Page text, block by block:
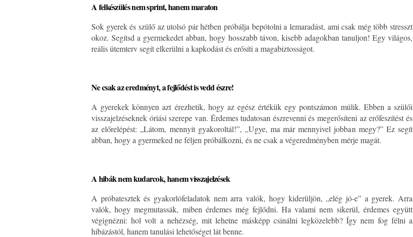
A felkészülés nem sprint, hanem maraton
Sok gyerek és szülő az utolsó pár hétben próbálja bepótolni a lemaradást, ami csak még több stresszt
okoz. Segítsd a gyermekedet abban, hogy hosszabb távon, kisebb adagokban tanuljon! Egy világos,
reális ütemterv segít elkerülni a kapkodást és erősíti a magabiztosságot.
Ne csak az eredményt, a fejlődést is vedd észre!
A gyerekek könnyen azt érezhetik, hogy az egész értékük egy pontszámon múlik. Ebben a szülői
visszajelzéseknek óriási szerepe van. Érdemes tudatosan észrevenni és megerősíteni az erőfeszítést és
az előrelépést: „Látom, mennyit gyakoroltál!”, „Ugye, ma már mennyivel jobban megy?” Ez segít
abban, hogy a gyermeked ne féljen próbálkozni, és ne csak a végeredményben mérje magát.
A hibák nem kudarcok, hanem visszajelzések
A próbatesztek és gyakorlófeladatok nem arra valók, hogy kiderüljön, „elég jó-e” a gyerek. Arra
valók, hogy megmutassák, miben érdemes még fejlődni. Ha valami nem sikerül, érdemes együtt
végignézni: hol volt a nehézség, mit lehetne másképp csinálni legközelebb? Így nem fog félni a
hibázástól, hanem tanulási lehetőséget lát benne.